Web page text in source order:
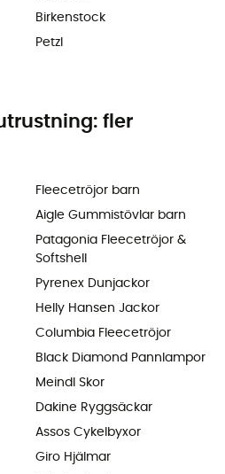
Birkenstock
Petzl
fler
Fleecetröjor barn
Aigle Gummistövlar barn
Patagonia Fleecetröjor &
Softshell
Pyrenex Dunjackor
Helly Hansen Jackor
Columbia Fleecetröjor
Black Diamond Pannlampor
Meindl Skor
Dakine Ryggsäckar
Assos Cykelbyxor
Giro Hjälmar